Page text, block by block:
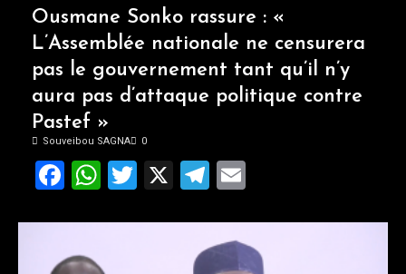
Ousmane Sonko rassure : «
L’Assemblée nationale ne censurera
pas le gouvernement tant qu’il n’y
aura pas d’attaque politique contre
Pastef »
Souveibou SAGNA 0
Facebook
WhatsApp
Twitter
X Telegram